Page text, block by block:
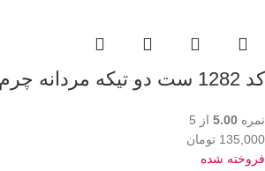
کد 1282 ست دو تیکه مردانه چرم طبیعی
نمره 5.00 از 5
135,000 تومان
فروخته شده